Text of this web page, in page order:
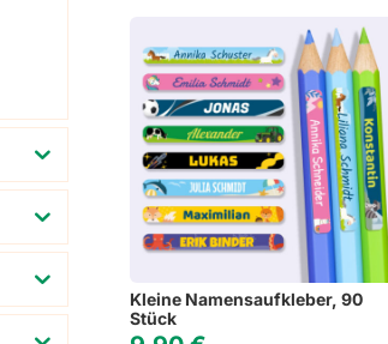
Kleine Namensaufkleber, 90
Stück